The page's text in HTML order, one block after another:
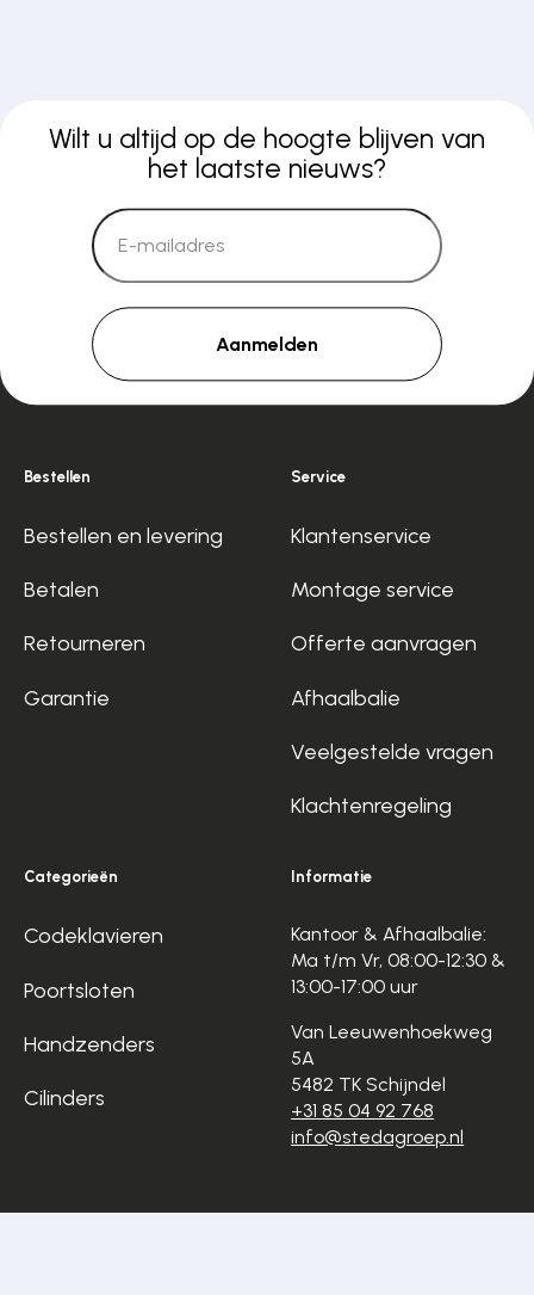
Wilt u altijd op de hoogte blijven van
het laatste nieuws?
Aanmelden
Bestellen
Bestellen en levering
Betalen
Retourneren
Garantie
Service
Klantenservice
Montage service
Offerte aanvragen
Afhaalbalie
Veelgestelde vragen
Klachtenregeling
Categorieën
Codeklavieren
Poortsloten
Handzenders
Cilinders
Informatie
Kantoor & Afhaalbalie:
Ma t/m Vr, 08:00-12:30 &
13:00-17:00 uur
Van Leeuwenhoekweg
5A
5482 TK Schijndel
+31 85 04 92 768
info@stedagroep.nl